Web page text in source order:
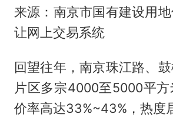
来源：南京市国有建设用
让网上交易系统
回望往年，南京珠江路、
片区多宗4000至5000平
价率高达33%~43%，热度